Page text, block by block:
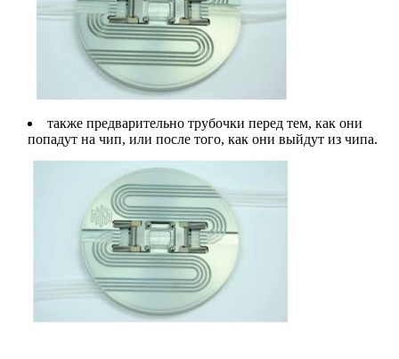
также предварительно трубочки перед тем, как они
попадут на чип, или после того, как они выйдут из чипа.